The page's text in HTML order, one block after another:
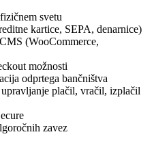
svetu
kartice, SEPA, denarnice)
(WooCommerce,
možnosti
odprtega bančništva
plačil, vračil, izplačil
zavez